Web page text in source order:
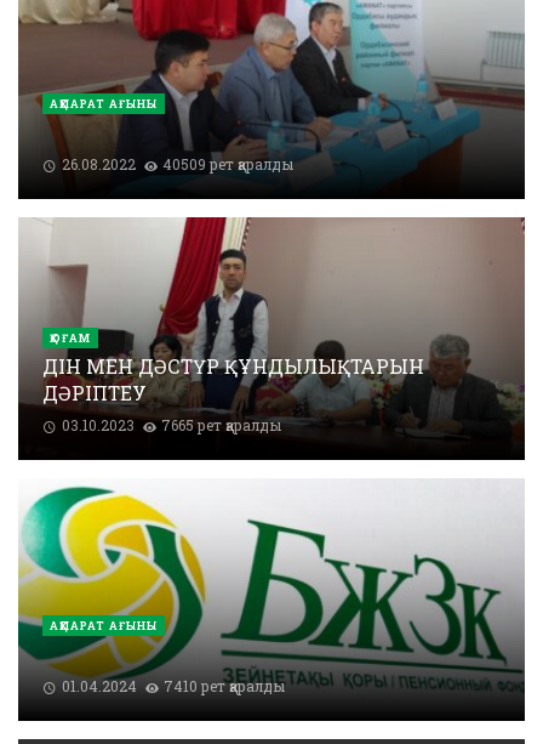
АҚПАРАТ АҒЫНЫ
26.08.2022 40509 рет қаралды
ҚОҒАМ
ДІН МЕН ДӘСТҮР ҚҰНДЫЛЫҚТАРЫН
ДӘРІПТЕУ
03.10.2023 7665 рет қаралды
АҚПАРАТ АҒЫНЫ
01.04.2024 7410 рет қаралды